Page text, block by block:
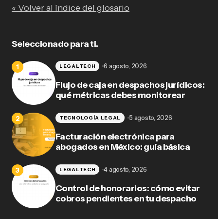
« Volver al índice del glosario
Seleccionado para ti.
Flujo de caja en despachos jurídicos:
qué métricas debes monitorear
LEGALTECH 6 agosto, 2026
Facturación electrónica para
abogados en México: guía básica
TECNOLOGÍA LEGAL 5 agosto, 2026
Control de honorarios: cómo evitar
cobros pendientes en tu despacho
LEGALTECH 4 agosto, 2026